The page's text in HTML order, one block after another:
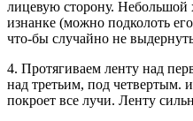
лицевую сторону. Небольшой
изнанке (можно подколоть
что-бы случайно не
4. Протягиваем ленту над
над третьим, под четвертым.
покроет все лучи. Ленту